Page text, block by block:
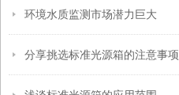
环境水质监测市场潜力巨大
分享挑选标准光源箱的注意事项